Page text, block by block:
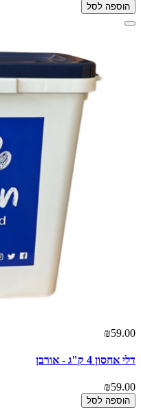
הוספה לסל
₪59.00
דלי אחסון 4 ק"ג - אורבן
₪59.00
הוספה לסל